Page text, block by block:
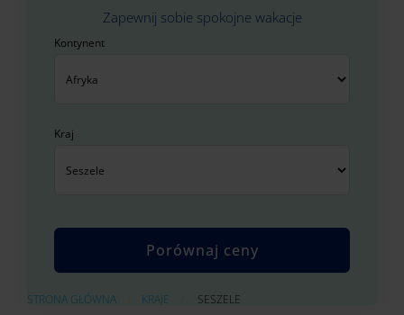
Zapewnij sobie spokojne wakacje
Kontynent
Kraj
STRONA GŁÓWNA KRAJE AKTUALNIE:
SESZELE